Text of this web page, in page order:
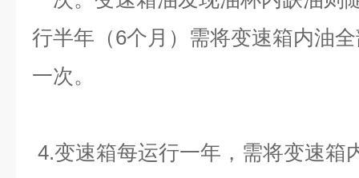
行半年（6个月）需将变速箱内油
一次。
4.变速箱每运行一年，需将变速箱